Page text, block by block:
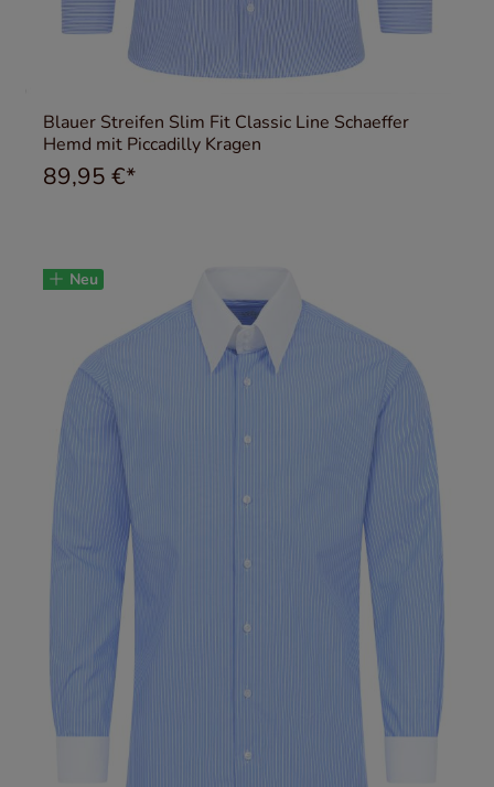
Blauer Streifen Slim Fit Classic Line Schaeffer
Hemd mit Piccadilly Kragen
89,95 €*
Neu